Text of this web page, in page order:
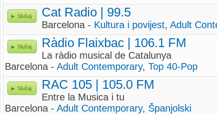
Slušaj Cat Radio | 99.5
Barcelona - Kultura i povijest, Adult
Slušaj Ràdio Flaixbac | 106.1 FM
La ràdio musical de Catalunya
Barcelona - Adult Contemporary, Top 40-Pop
Slušaj RAC 105 | 105.0 FM
Entre la Musica i tu
Barcelona - Adult Contemporary, Španjolski